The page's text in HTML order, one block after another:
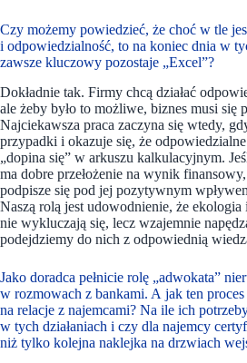
Czy możemy powiedzieć, że choć w tle
i odpowiedzialność, to na koniec dnia w
zawsze kluczowy pozostaje „Excel”?
Dokładnie tak. Firmy chcą działać
ale żeby było to możliwe, biznes musi się
Najciekawsza praca zaczyna się wtedy,
przypadki i okazuje się, że
„dopina się” w arkuszu kalkulacyjnym.
ma dobre przełożenie na wynik
podpisze się pod jej pozytywnym
Naszą rolą jest udowodnienie, że ekologia
nie wykluczają się, lecz wzajemnie
podejdziemy do nich z odpowiednią
Jako doradca pełnicie rolę „adwokata”
w rozmowach z bankami. A jak ten
na relacje z najemcami? Na ile ich
w tych działaniach i czy dla najemcy
niż tylko kolejna naklejka na drzwiach